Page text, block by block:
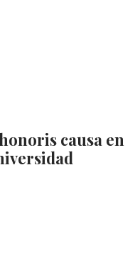
causa en